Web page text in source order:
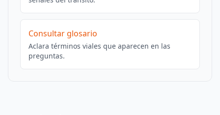
Consultar glosario
Aclara términos viales que aparecen en las
preguntas.